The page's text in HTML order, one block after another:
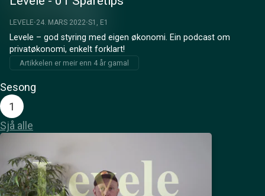
LEVELE 24. MARS 2022 S1, E1
Levele – god styring med eigen økonomi. Ein podcast om
privatøkonomi, enkelt forklart!
Artikkelen er meir enn 4 år gamal
Sesong
1
Sjå alle